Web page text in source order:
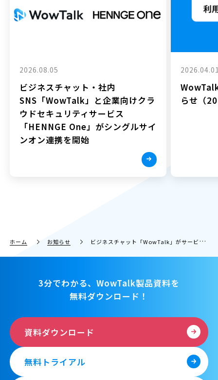
2026.08.05
ビジネスチャット・社内
SNS「WowTalk」と企業向けクラ
ウドセキュリティサービス
「HENNGE One」がシングルサイ
ンオン連携を開始
らせ（
ホーム お知らせ ビジネスチャット「WowTalk」がサービスリリース７周年を機にリブランディングを実施。利用社数は10,000社を突破。
3分でわかる、WowTalk製品資料を
無料ダウンロード！
資料ダウンロード
無料トライアル